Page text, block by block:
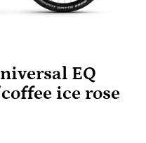
EQ
ice rose